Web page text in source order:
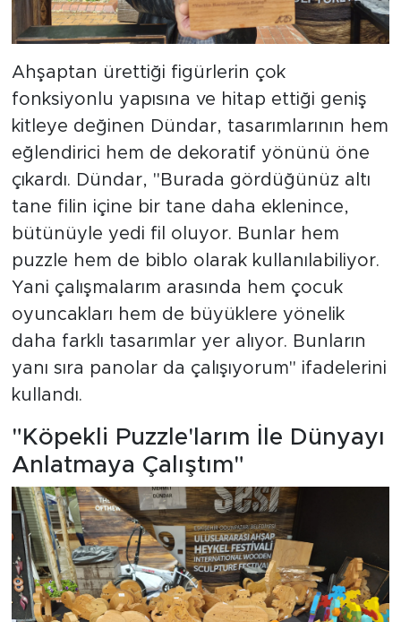
Ahşaptan ürettiği figürlerin çok
fonksiyonlu yapısına ve hitap ettiği geniş
kitleye değinen Dündar, tasarımlarının hem
eğlendirici hem de dekoratif yönünü öne
çıkardı. Dündar, "Burada gördüğünüz altı
tane filin içine bir tane daha eklenince,
bütünüyle yedi fil oluyor. Bunlar hem
puzzle hem de biblo olarak kullanılabiliyor.
Yani çalışmalarım arasında hem çocuk
oyuncakları hem de büyüklere yönelik
daha farklı tasarımlar yer alıyor. Bunların
yanı sıra panolar da çalışıyorum" ifadelerini
kullandı.
"Köpekli Puzzle'larım İle Dünyayı
Anlatmaya Çalıştım"